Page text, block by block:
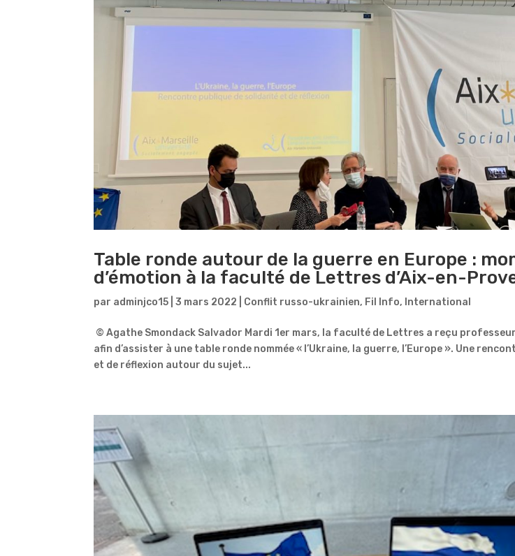
Table ronde autour de la guerre en Europe :
d’émotion à la faculté de Lettres d’Aix-en-
par adminjco15 |3 mars 2022 Conflit russo-ukrainien, Fil Info, International
© Agathe Smondack Salvador Mardi 1er mars, la faculté de Lettres a reçu
afin d’assister à une table ronde nommée « l’Ukraine, la guerre, l’Europe ». Une
et de réflexion autour du sujet...